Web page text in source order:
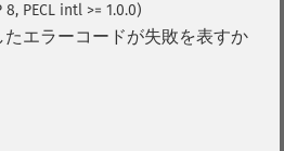
8, PECL intl >= 1.0.0)
たエラーコードが失敗を表すか